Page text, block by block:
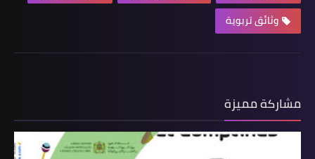
وثائق تربوية
مشاركة مميزة